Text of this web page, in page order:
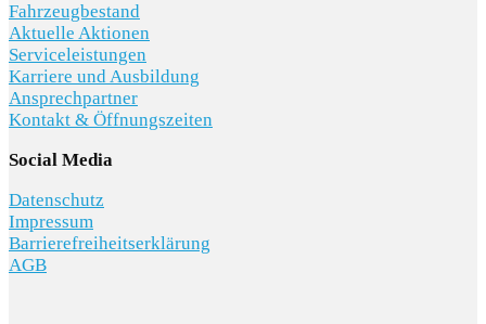
Fahrzeugbestand
Aktuelle Aktionen
Serviceleistungen
Karriere und Ausbildung
Ansprechpartner
Kontakt & Öffnungszeiten
Social Media
Datenschutz
Impressum
Barrierefreiheitserklärung
AGB